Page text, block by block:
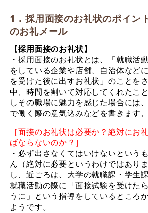
1．採用面接のお礼状のポイン
のお礼メール
【採用面接のお礼状】
・採用面接のお礼状とは、「就職活
をしている企業や店舗、自治体など
を受けた後に出すお礼状」のことを
中、時間を割いて対応してくれたこ
しその職場に魅力を感じた場合には
で働く際の意気込みなどを書きます。
［面接のお礼状は必要か？絶対にお
ばならないのか？］
・必ず出さなくてはいけないという
ん（絶対に必要というわけではあり
し、近ごろは、大学の就職課・学生
就職活動の際に「面接試験を受けた
うに」という指導をしているところ
ようです。